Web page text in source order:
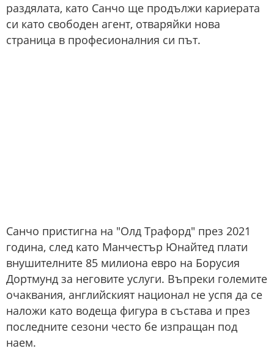
раздялата, като Санчо ще продължи кариерата
си като свободен агент, отваряйки нова
страница в професионалния си път.
Санчо пристигна на "Олд Трафорд" през 2021
година, след като Манчестър Юнайтед плати
внушителните 85 милиона евро на Борусия
Дортмунд за неговите услуги. Въпреки големите
очаквания, английският национал не успя да се
наложи като водеща фигура в състава и през
последните сезони често бе изпращан под
наем.